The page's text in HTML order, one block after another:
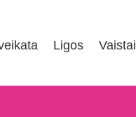
Ligos Vaistai